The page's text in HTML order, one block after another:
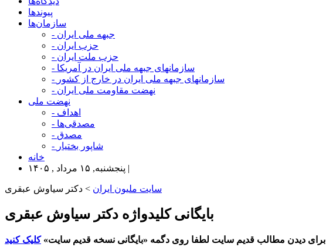
پیوندها
سازمان‌ها
- جبهه ملی ایران
- حزب ایران
- حزب ملت ایران
- سازمانهای جبهه ملی ایران در آمریکا
- سازمانهای جبهه ملی ایران در خارج از کشور
- نهضت مقاومت ملی ایران
نهضت ملی
- اهداف
- مصدقی‌ها
- مصدق
- شاپور بختیار
خانه
پنجشنبه, ۱۵ مرداد , ۱۴۰۵ |
سایت ملیون ایران > دکتر سياوش عبقری
بایگانی کلیدواژه دکتر سياوش عبقری
برای دیدن مطالب قدیم سایت لطفا روی دگمه «بایگانی نسخه قدیم سایت»کلیک کنید